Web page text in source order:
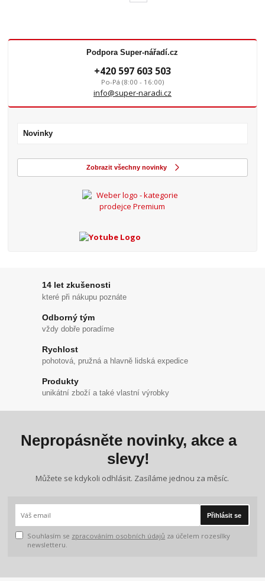
Podpora Super-nářadí.cz
+420 597 603 503
Po-Pá (8:00 - 16:00)
info@super-naradi.cz
Novinky
Zobrazit všechny novinky
14 let zkušenosti
které při nákupu poznáte
Odborný tým
vždy dobře poradíme
Rychlost
pohotová, pružná a hlavně lidská expedice
Produkty
unikátní zboží a také vlastní výrobky
Nepropásněte novinky, akce a
slevy!
Můžete se kdykoli odhlásit. Zasíláme jednou za měsíc.
Přihlásit se
Souhlasím se zpracováním osobních údajů za účelem rozesílky
newsletteru.